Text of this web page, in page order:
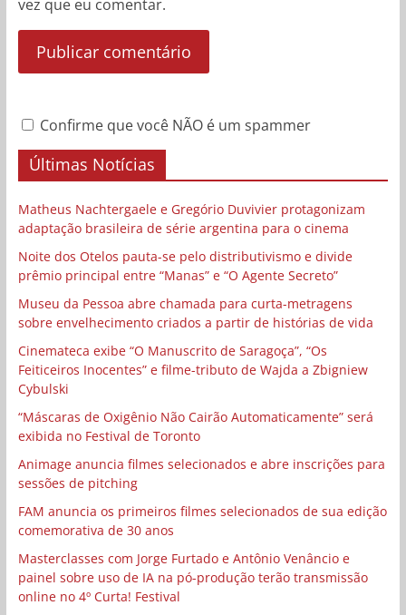
vez que eu comentar.
Confirme que você NÃO é um spammer
Últimas Notícias
Matheus Nachtergaele e Gregório Duvivier protagonizam
adaptação brasileira de série argentina para o cinema
Noite dos Otelos pauta-se pelo distributivismo e divide
prêmio principal entre “Manas” e “O Agente Secreto”
Museu da Pessoa abre chamada para curta-metragens
sobre envelhecimento criados a partir de histórias de vida
Cinemateca exibe “O Manuscrito de Saragoça”, “Os
Feiticeiros Inocentes” e filme-tributo de Wajda a Zbigniew
Cybulski
“Máscaras de Oxigênio Não Cairão Automaticamente” será
exibida no Festival de Toronto
Animage anuncia filmes selecionados e abre inscrições para
sessões de pitching
FAM anuncia os primeiros filmes selecionados de sua edição
comemorativa de 30 anos
Masterclasses com Jorge Furtado e Antônio Venâncio e
painel sobre uso de IA na pó-produção terão transmissão
online no 4º Curta! Festival